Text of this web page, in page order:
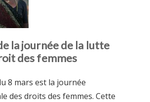
la journée de la lutte
des femmes
8 mars est la journée
des droits des femmes. Cette